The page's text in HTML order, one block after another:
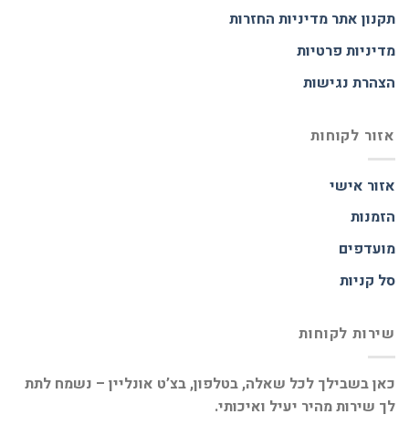
תקנון אתרמדיניות החזרות
מדיניות פרטיות
הצהרת נגישות
אזור לקוחות
אזור אישי
הזמנות
מועדפים
סל קניות
שירות לקוחות
כאן בשבילך לכל שאלה, בטלפון, בצ’ט אונליין – נשמח לתת
לך שירות מהיר יעיל ואיכותי.